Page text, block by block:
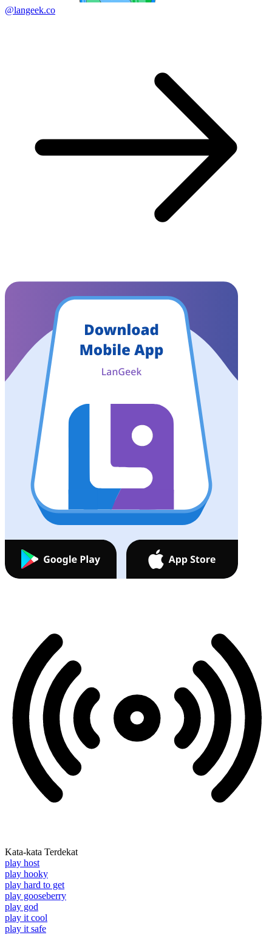
@langeek.co
Kata-kata Terdekat
play host
play hooky
play hard to get
play gooseberry
play god
play it cool
play it safe